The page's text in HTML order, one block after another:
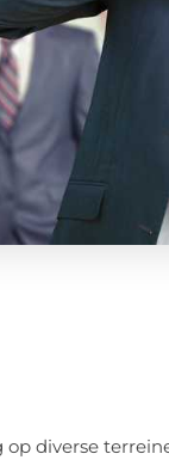
diverse